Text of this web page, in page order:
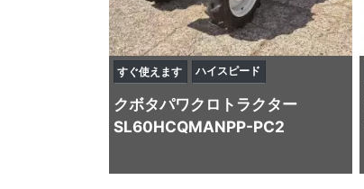
すぐ使えます ハイスピード
クボタパワクロトラクター
SL60HCQMANPP-PC2